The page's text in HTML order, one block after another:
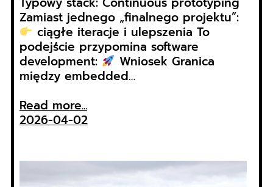
Zamiast jednego „finalnego projektu”:
ciągłe iteracje i ulepszenia To
podejście przypomina software
development:
Wniosek Granica
między embedded…
Read more...
2026-04-02